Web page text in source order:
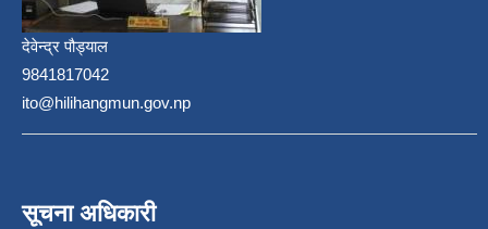
देवेन्द्र पौड्याल
9841817042
ito@hilihangmun.gov.np
सूचना अधिकारी